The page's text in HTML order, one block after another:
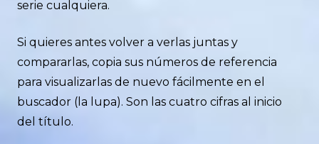
serie cualquiera.
Si quieres antes volver a verlas juntas y
compararlas, copia sus números de referencia
para visualizarlas de nuevo fácilmente en el
buscador (la lupa). Son las cuatro cifras al inicio
del título.